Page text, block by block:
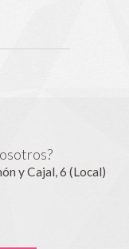
y Cajal, 6 (Local)